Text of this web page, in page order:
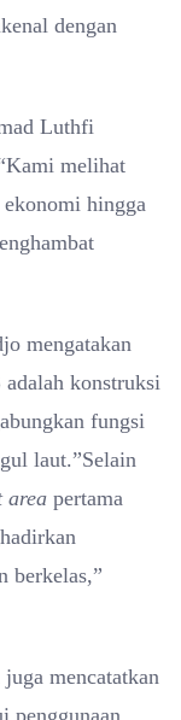
dengan
Luthfi
melihat
hingga
mengatakan
konstruksi
fungsi
laut.”Selain
area pertama
berkelas,”
mencatatkan
penggunaan